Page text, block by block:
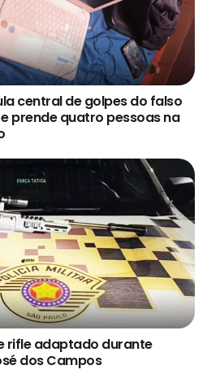
central de golpes do falso
prende quatro pessoas na
rifle adaptado durante
dos Campos